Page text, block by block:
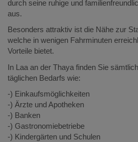
durch seine ruhige und
aus.
Besonders attraktiv ist die Nähe zur
welche in wenigen Fahrminuten
Vorteile bietet.
In Laa an der Thaya finden Sie
täglichen Bedarfs wie:
-) Einkaufsmöglichkeiten
-) Ärzte und Apotheken
-) Banken
-) Gastronomiebetriebe
-) Kindergärten und Schulen